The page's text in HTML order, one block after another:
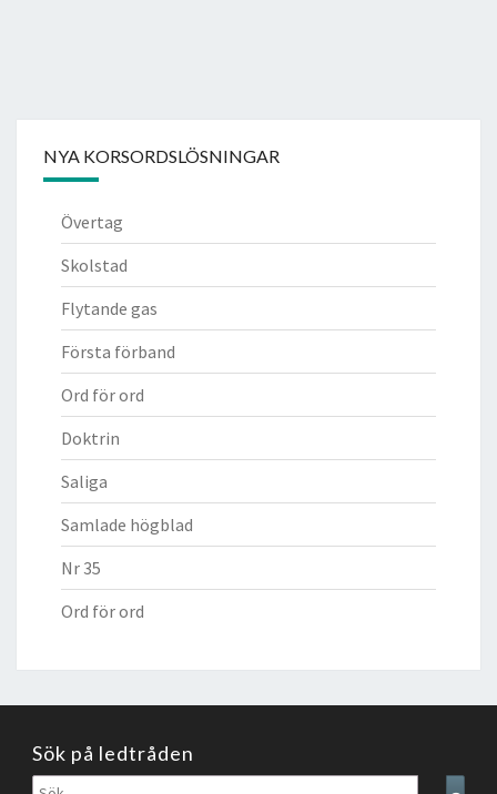
NYA KORSORDSLÖSNINGAR
Övertag
Skolstad
Flytande gas
Första förband
Ord för ord
Doktrin
Saliga
Samlade högblad
Nr 35
Ord för ord
Sök på ledtråden
Sök